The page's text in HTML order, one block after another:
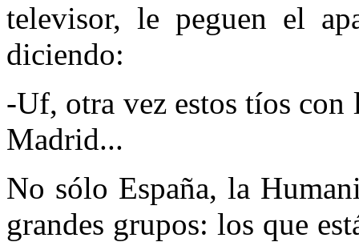
televisor, le peguen el
diciendo:
-Uf, otra vez estos tíos con
Madrid...
No sólo España, la
grandes grupos: los que